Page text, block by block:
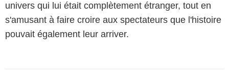
univers qui lui était complètement étranger, tout en
s'amusant à faire croire aux spectateurs que l'histoire
pouvait également leur arriver.